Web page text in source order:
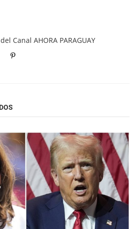
Canal AHORA PARAGUAY